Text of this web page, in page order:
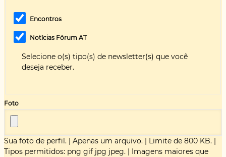
Encontros
Notícias Fórum AT
Selecione o(s) tipo(s) de newsletter(s) que você
deseja receber.
Foto
Sua foto de perfil. | Apenas um arquivo. | Limite de 800 KB. |
Tipos permitidos: png gif jpg jpeg. | Imagens maiores que